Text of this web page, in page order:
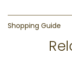
Shopping Guide